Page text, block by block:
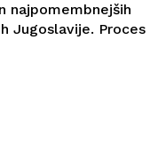
najpomembnejših
Jugoslavije. Proces